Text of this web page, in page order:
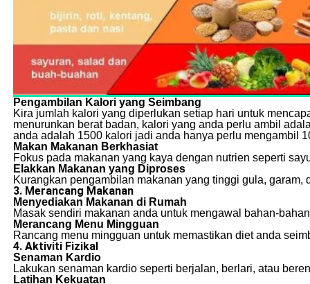
Pengambilan Kalori yang Seimbang
Kira jumlah kalori yang diperlukan setiap hari untuk
menurunkan berat badan, kalori yang anda perlu ambil
anda adalah 1500 kalori jadi anda hanya perlu mengambil
Makan Makanan Berkhasiat
Fokus pada makanan yang kaya dengan nutrien seperti
Elakkan Makanan yang Diproses
Kurangkan pengambilan makanan yang tinggi gula,
3. Merancang Makanan
Menyediakan Makanan di Rumah
Masak sendiri makanan anda untuk mengawal bahan-
Merancang Menu Mingguan
Rancang menu mingguan untuk memastikan diet anda
4. Aktiviti Fizikal
Senaman Kardio
Lakukan senaman kardio seperti berjalan, berlari, atau
Latihan Kekuatan